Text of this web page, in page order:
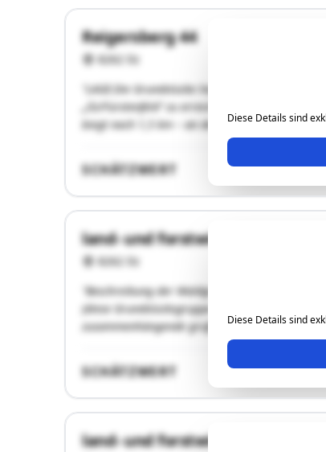
Diese Details sind
Reigersberg 44
8262 Ilz
"LAGE:Die Grundstücke liegen südlich der
„Ilz/Fürstenfeld“ zu erreichen. Nach der
biegt nach 1,5 km – an der …"
SCHÄTZWERT
Diese Details sind
land- und forstwirtschaftliche
8262 Ilz
"Beschreibung der Waldgrundstücke: Die
(diese Grundstücksgruppe wird im
zusammenhängende großflächige
SCHÄTZWERT
land- und forstwirtschaftliche